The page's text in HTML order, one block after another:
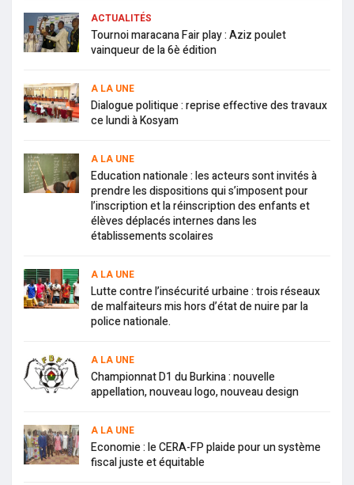
ACTUALITÉS
Tournoi maracana Fair play : Aziz poulet
vainqueur de la 6è édition
A LA UNE
Dialogue politique : reprise effective des travaux
ce lundi à Kosyam
A LA UNE
Education nationale : les acteurs sont invités à
prendre les dispositions qui s’imposent pour
l’inscription et la réinscription des enfants et
élèves déplacés internes dans les
établissements scolaires
A LA UNE
Lutte contre l’insécurité urbaine : trois réseaux
de malfaiteurs mis hors d’état de nuire par la
police nationale.
A LA UNE
Championnat D1 du Burkina : nouvelle
appellation, nouveau logo, nouveau design
A LA UNE
Economie : le CERA-FP plaide pour un système
fiscal juste et équitable